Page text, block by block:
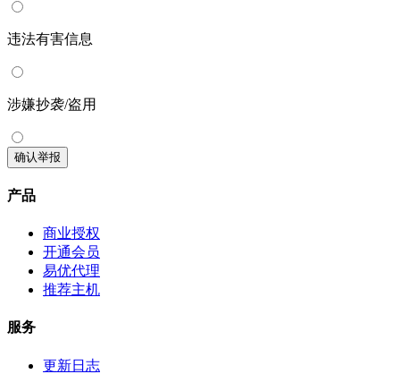
违法有害信息
涉嫌抄袭/盗用
确认举报
产品
商业授权
开通会员
易优代理
推荐主机
服务
更新日志